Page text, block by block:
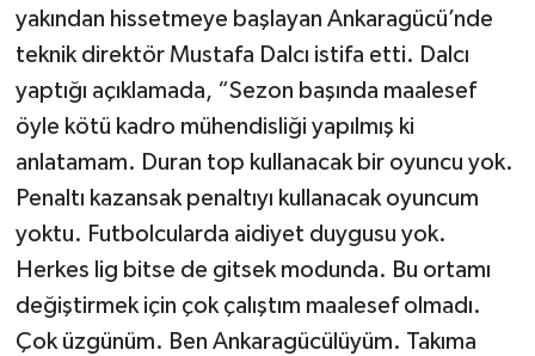
yakından hissetmeye başlayan Ankaragücü’nde
teknik direktör Mustafa Dalcı istifa etti. Dalcı
yaptığı açıklamada, “Sezon başında maalesef
öyle kötü kadro mühendisliği yapılmış ki
anlatamam. Duran top kullanacak bir oyuncu yok.
Penaltı kazansak penaltıyı kullanacak oyuncum
yoktu. Futbolcularda aidiyet duygusu yok.
Herkes lig bitse de gitsek modunda. Bu ortamı
değiştirmek için çok çalıştım maalesef olmadı.
Çok üzgünüm. Ben Ankaragücülüyüm. Takıma
Sungurlu
Uğurludağ